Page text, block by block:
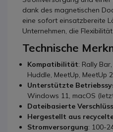
dank des magnetischen
eine sofort einsatzbereite
Unternehmen, die
Technische
Kompatibilität: Rally
Huddle, MeetUp, MeetUp 2,
Unterstützte
Windows 11, macOS
Dateibasierte
Hergestellt aus
Stromversorgung: 100-